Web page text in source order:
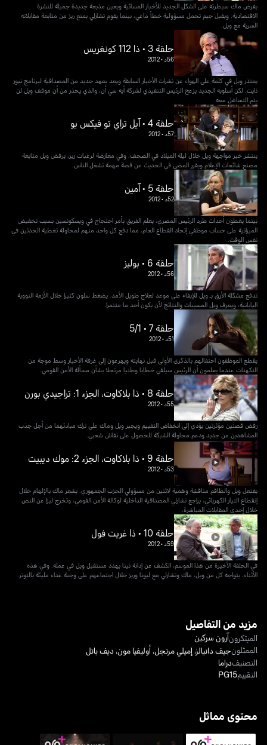
يفرض ماك سيطرته على الشكل الجديد للأخبار المسائية ويعين مذيعة جديدة جميلة للنشرة
الاقتصادية. ويقبل جيم تحمل مسؤولية خطأ ماغي، بينما يقوم تشارلي بمنع ريز من متابعة مقابلاته
السرية مع ويل.
حلقة 3 • ذا 112 كونغريس
56د •
2012
يعتذر ويل في كلمة على الهواء عن نشرات الأخبار السابقة ويعد بعهد جديد من المصداقية لبرنامج نيوز
نايت. لكن أسلوبه الجديد يزعج الرئيس التنفيذي لشركة أيه سي أن، والذي يحذر من أن موقف ويل لن
يتم التساهل معه.
حلقة 4 • آيل تراي تو فيكس يو
57د •
2012
ينتشر خبر مواجهة ويل خلال ليلة الميلاد في الصحف. وفي معارضة لرغبات ريز، يرفض ويل متابعة
مصنع شائعات الإعلام ويقرر المضي في الحديث عن قصة مهمة تشغل الناس.
حلقة 5 • آمين
52د •
2012
بينما يغطون أحداث طرد الرئيس المصري، يعلم الفريق بأمر احتجاج في ويسكونسين بسبب تخفيض
الميزانية على حساب موظفي إتحاد القطاع العام، مما دفع كل واحد منهم لمحاولة تغطية الحدثين في
نفس الوقت.
حلقة 6 • بوليز
56د •
2012
تدفع مشكلة الأرق بـ ويل للإبقاء على موعد لعلاج طويل الأمد. يضغط سلون كثيرا خلال الأزمة النووية
اليابانية، ويعرف ويل المسببات والنتائج لأن يكون أحد ما متنمرا.
حلقة 7 • 5/1
51د •
2012
يقطع الموظفون احتفالهم بالذكرى الأولى قبل نهايته ويهرعون إلى غرفة الأخبار وسط موجة من
التكهنات عندما يعلمون أن الرئيس سيلقي خطابا وطنيا مرتجلا بشأن مسألة الأمن القومي.
حلقة 8 • ذا بلاكاوت، الجزء 1: تراجيدي بورن
55د •
2012
رفض قصتين مؤثرتين يؤدي إلى انخفاض التقييم ويجبر ويل وماك على ترك مبادئهما من أجل جذب
المشاهدين من جديد ودعم محاولة الشبكة للحصول على نقاش شعبي.
حلقة 9 • ذا بلاكاوت، الجزء 2: موك ديبيت
53د •
2012
يفتعل ويل والطاقم مناقشة وهمية لاثنين من مسؤولي الحزب الجمهوري. يشعر ماك بالإلهام خلال
إنقطاع التيار الكهربائي، يراجع تشارلي المصداقية الداخلية لوكالة الأمن القومي، وتخرج ليزا عن النص
خلال إحدى المقابلات المباشرة.
حلقة 10 • ذا غريت فول
59د •
2012
في الحلقة الأخيرة من هذا الموسم، الكشف عن إدانة نينا يهدد مستقبل ويل في عمله. وفي هذه
الأثناء، يتواجه كل من ويل، ماك وتشارلي مع ليونا وريز خلال اجتماعهم على وجبة غداء مليئة بالتوتر.
مزيد من التفاصيل
المبتكرونآرون سركين
الممثلونجيف دانيالز، إميلي مرتجل،أوليفيا مون، ديف باتل
التصنيفدراما
التقييمPG15
محتوى مماثل